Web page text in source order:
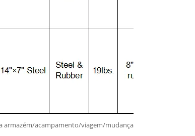
acampamento/viagem/mudança de casa